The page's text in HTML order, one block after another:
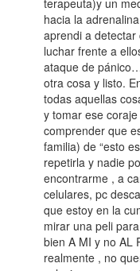
terapeuta)y un
hacia la
aprendi a
luchar frente a
ataque de
otra cosa y listo.
todas aquellas
y tomar ese
comprender que
familia) de “esto
repetirla y nadie
encontrarme , a
celulares, pc
que estoy en la
mirar una peli
bien A MI y no AL
realmente , no